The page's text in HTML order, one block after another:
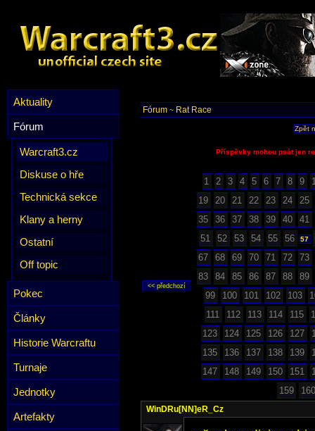
Aktuality
Fórum
Warcraft3.cz
Diskuse o hře
Technická sekce
Klany a herny
Ostatní
Off topic
Pokec
Články
Historie Warcraftu
Turnaje
Jednotky
Artefakty
Fórum ~ Rat Race
Zpět
Příspěvky mohou psát jen
1 2 3 4 5 6 7 8 9
19
20 21 22 23 24
25
35
36 37 38 39 40
41
51
52 53 54 55 56 57
67
68 69 70 71 72
73
83
84 85 86 87 88
89
99
100 101 102 103
111
112 113 114 115
123
124 125 126 127
135
136 137 138 139
147
148 149 150 151
159
160
WinDRu[NN]eR_Cz